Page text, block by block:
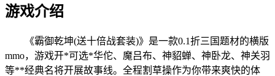
游戏介绍
《霸御乾坤(送十倍战套装)》是一款0.1折三国题材的横版
mmo，游戏开*可选*华佗、魔吕布、神貂蝉、神卧龙、神关羽
等**经典名将开展故事线。全程割草操作为你带来爽快的体